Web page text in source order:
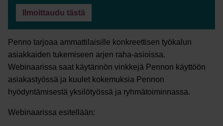
Ilmoittaudu tästä
Penno tarjoaa ammattilaisille konkreettisen työkalun
asiakkaiden tukemiseen arjen raha-asioissa.
Webinaarissa saat käytännön vinkkejä Pennon käyttöön
asiakastyössä ja kuulet kokemuksia Pennon
hyödyntämisestä yksilötyössä ja ryhmätoiminnassa.
Webinaarissa esitellään: